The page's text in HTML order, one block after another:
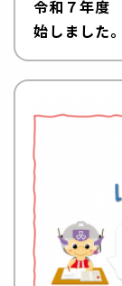
令和７年度
始しました。